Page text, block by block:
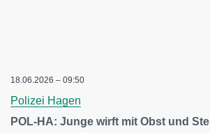
18.06.2026 – 09:50
Polizei Hagen
POL-HA: Junge wirft mit Obst und